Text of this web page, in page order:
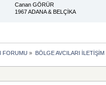
Canan GÖRÜR
1967 ADANA & BELÇİKA
FORUMU » BÖLGE AVCILARI